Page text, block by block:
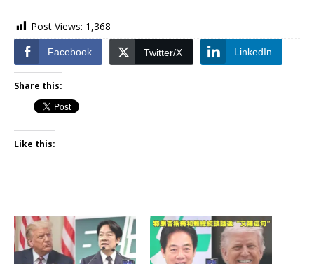
Post Views: 1,368
Facebook Twitter/X LinkedIn
Share this:
Like this: